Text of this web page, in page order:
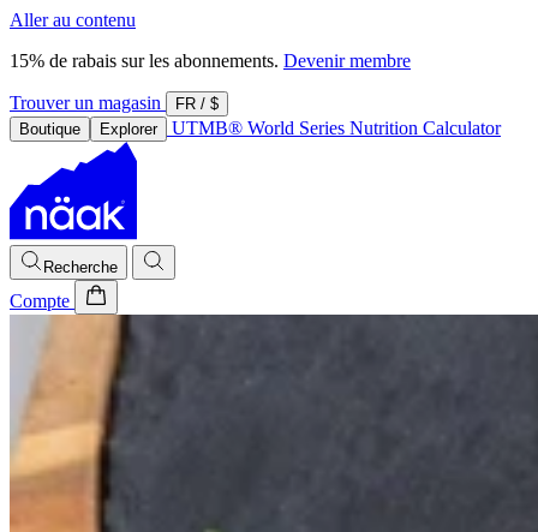
Aller au contenu
15% de rabais sur les abonnements. Devenir membre
Trouver un magasin FR / $
Boutique
Explorer UTMB® World Series Nutrition Calculator
Recherche
Compte